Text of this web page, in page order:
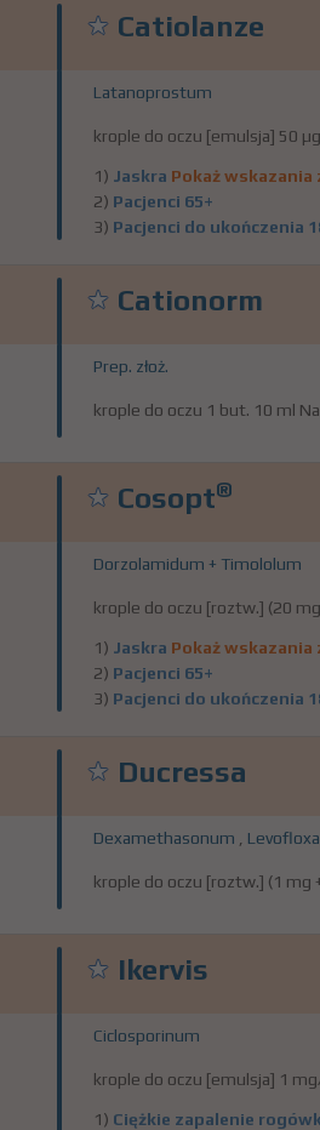
Catiolanze
Latanoprostum
krople do oczu [emulsja] 50
1) Jaskra Pokaż wskazania
2) Pacjenci 65+
3) Pacjenci do ukończenia
Cationorm
Prep. złoż.
krople do oczu 1 but. 10 ml
Cosopt®
Dorzolamidum + Timololum
krople do oczu [roztw.] (20
1) Jaskra Pokaż wskazania
2) Pacjenci 65+
3) Pacjenci do ukończenia
Ducressa
Dexamethasonum
krople do oczu [roztw.] (1 mg
Ikervis
Ciclosporinum
krople do oczu [emulsja] 1
1) Ciężkie zapalenie